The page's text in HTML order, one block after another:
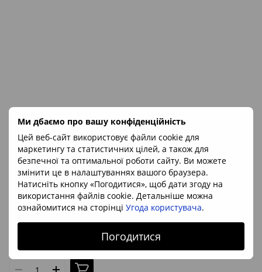
Ми дбаємо про вашу конфіденційність
Цей веб-сайт використовує файли cookie для
маркетингу та статистичних цілей, а також для
безпечної та оптимальної роботи сайту. Ви можете
змінити це в налаштуваннях вашого браузера.
Натисніть кнопку «Погодитися», щоб дати згоду на
використання файлів cookie. Детальніше можна
ознайомитися на сторінці Угода користувача.
Погодитися
2
Артикул: 212551
Гематит, галтовка 6-10мм, уп. 50г
В наявності